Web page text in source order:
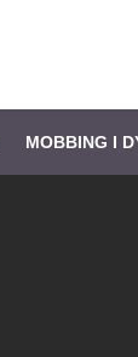
MOBBING I